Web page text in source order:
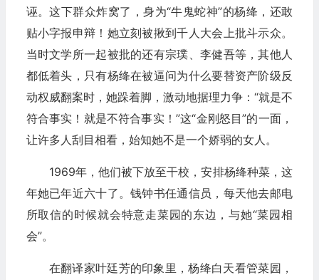
诬。这下群众炸窝了，身为“牛鬼蛇神”的杨绛，还敢
贴小字报申辩！她立刻被揪到千人大会上批斗示众。
当时文学所一起被批的还有宗璞、李健吾等，其他人
都低着头，只有杨绛在被逼问为什么要替资产阶级反
动权威翻案时，她跺着脚，激动地据理力争：“就是不
符合事实！就是不符合事实！”这“金刚怒目”的一面，
让许多人刮目相看，始知她不是一个娇弱的女人。
1969年，他们被下放至干校，安排杨绛种菜，这
年她已年近六十了。钱钟书任通信员，每天他去邮电
所取信的时候就会特意走菜园的东边，与她“菜园相
会”。
在翻译家叶廷芳的印象里，杨绛白天看管菜园，